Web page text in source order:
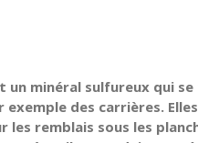
un minéral sulfureux qui
exemple des carrières.
les remblais sous les